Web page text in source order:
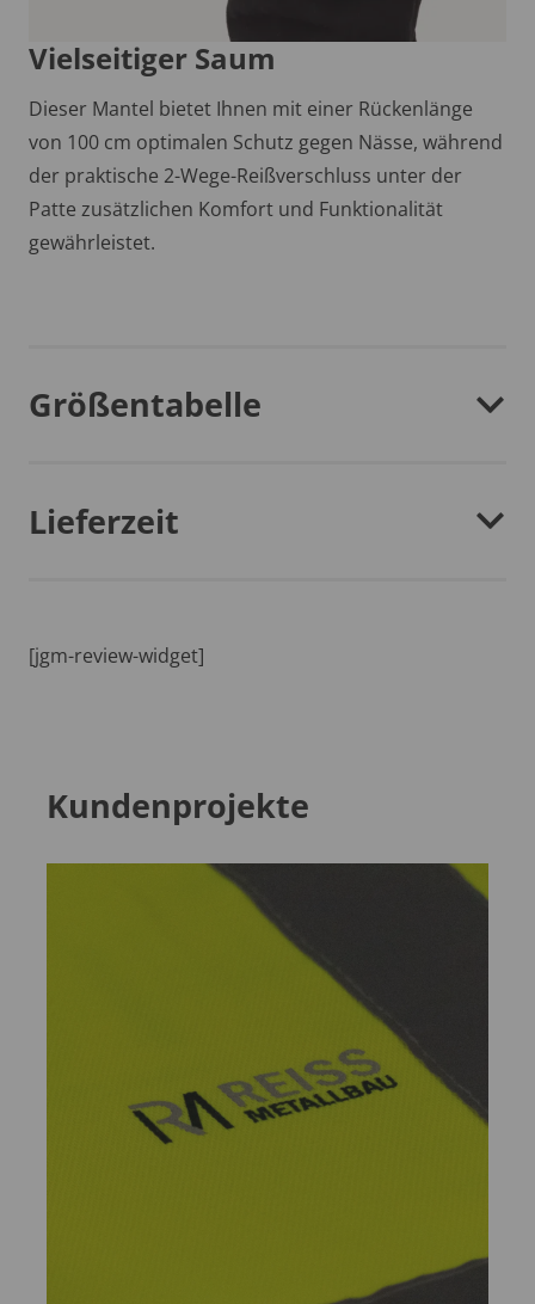
Vielseitiger Saum
Dieser Mantel bietet Ihnen mit einer Rückenlänge
von 100 cm optimalen Schutz gegen Nässe, während
der praktische 2-Wege-Reißverschluss unter der
Patte zusätzlichen Komfort und Funktionalität
gewährleistet.
Größentabelle
Lieferzeit
[jgm-review-widget]
Kundenprojekte